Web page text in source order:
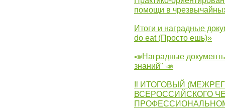
помощи в
Итоги и наградные
do eat (Просто ешь)»
📣Наградные
знаний" 📣
‼ ИТОГОВЫЙ
ВСЕРОССИЙСКОГО